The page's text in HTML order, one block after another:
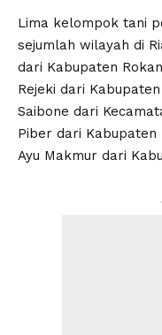
Lima kelompok tani
sejumlah wilayah di
dari Kabupaten
Rejeki dari
Saibone dari
Piber dari Kabupaten
Ayu Makmur dari